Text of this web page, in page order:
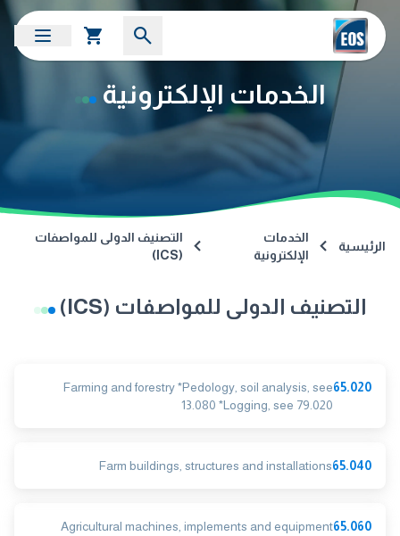
الخدمات الإلكترونية
الرئيسية
الخدمات
الإلكترونية
التصنيف الدولى للمواصفات
(ICS)
التصنيف الدولى للمواصفات (ICS)
65.020
Farming and forestry *Pedology, soil analysis, see
13.080 *Logging, see 79.020
65.040
Farm buildings, structures and installations
65.060
Agricultural machines, implements and equipment